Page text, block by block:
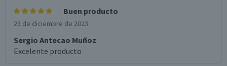
Buen producto
23 de diciembre de 2023
Sergio Antecao Muñoz
Excelente producto